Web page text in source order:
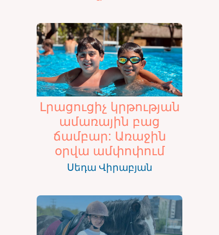
Լրացուցիչ կրթության
ամառային բաց
ճամբար: Առաջին
օրվա ամփոփում
Սեդա Վիրաբյան